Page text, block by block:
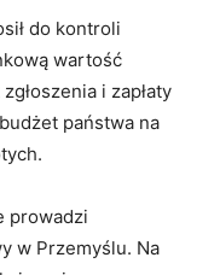
do kontroli
wartość
i zapłaty
państwa na
prowadzi
w Przemyślu. Na